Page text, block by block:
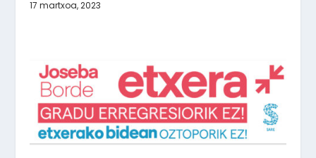
17 martxoa, 2023